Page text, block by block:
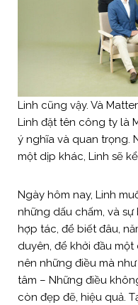
Linh cũng vậy. Và
Linh đặt tên công ty là
ý nghĩa và quan trọng.
một dịp khác, Linh sẽ
Ngày hôm nay, Linh
những dấu chấm, và sự
hợp tác, để biết đâu,
duyên, để khởi đầu
nên những điều mà
tâm – Những điều
còn đẹp đẽ, hiệu quả.